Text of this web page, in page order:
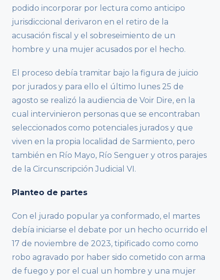
podido incorporar por lectura como anticipo
jurisdiccional derivaron en el retiro de la
acusación fiscal y el sobreseimiento de un
hombre y una mujer acusados por el hecho.
El proceso debía tramitar bajo la figura de juicio
por jurados y para ello el último lunes 25 de
agosto se realizó la audiencia de Voir Dire, en la
cual intervinieron personas que se encontraban
seleccionados como potenciales jurados y que
viven en la propia localidad de Sarmiento, pero
también en Río Mayo, Río Senguer y otros parajes
de la Circunscripción Judicial VI.
Planteo de partes
Con el jurado popular ya conformado, el martes
debía iniciarse el debate por un hecho ocurrido el
17 de noviembre de 2023, tipificado como como
robo agravado por haber sido cometido con arma
de fuego y por el cual un hombre y una mujer